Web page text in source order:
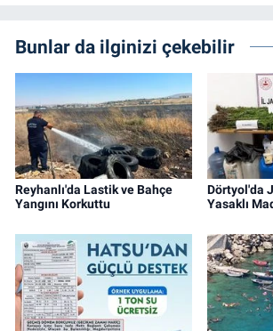
Bunlar da ilginizi çekebilir
Reyhanlı'da Lastik ve Bahçe
Yangını Korkuttu
Dörtyol'da
Yasaklı